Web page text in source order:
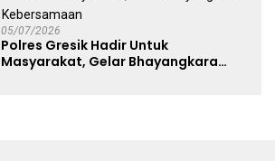
05/07/2026
Polres Gresik Hadir Untuk
Masyarakat, Gelar Bhayangkara